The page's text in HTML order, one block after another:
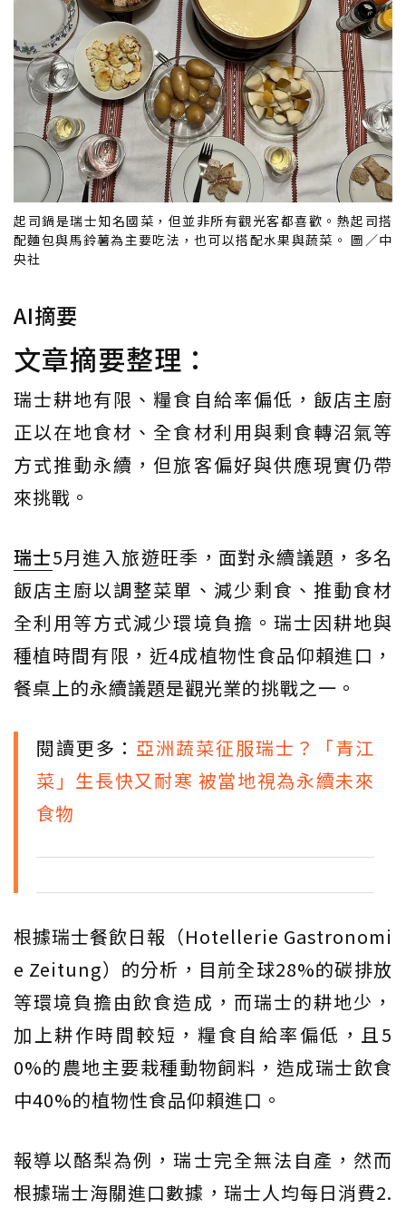
起司鍋是瑞士知名國菜，但並非所有觀光客都喜歡。熱起司搭
配麵包與馬鈴薯為主要吃法，也可以搭配水果與蔬菜。 圖／中
央社
AI摘要
文章摘要整理：
瑞士耕地有限、糧食自給率偏低，飯店主廚
正以在地食材、全食材利用與剩食轉沼氣等
方式推動永續，但旅客偏好與供應現實仍帶
來挑戰。
瑞士5月進入旅遊旺季，面對永續議題，多名
飯店主廚以調整菜單、減少剩食、推動食材
全利用等方式減少環境負擔。瑞士因耕地與
種植時間有限，近4成植物性食品仰賴進口，
餐桌上的永續議題是觀光業的挑戰之一。
閱讀更多： 亞洲蔬菜征服瑞士？「青江
菜」生長快又耐寒 被當地視為永續未來
食物
根據瑞士餐飲日報（Hotellerie Gastronomi
e Zeitung）的分析，目前全球28%的碳排放
等環境負擔由飲食造成，而瑞士的耕地少，
加上耕作時間較短，糧食自給率偏低，且5
0%的農地主要栽種動物飼料，造成瑞士飲食
中40%的植物性食品仰賴進口。
報導以酪梨為例，瑞士完全無法自產，然而
根據瑞士海關進口數據，瑞士人均每日消費2.